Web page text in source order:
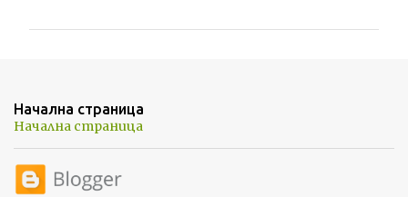
а
р
и
Начална страница
Начална страница